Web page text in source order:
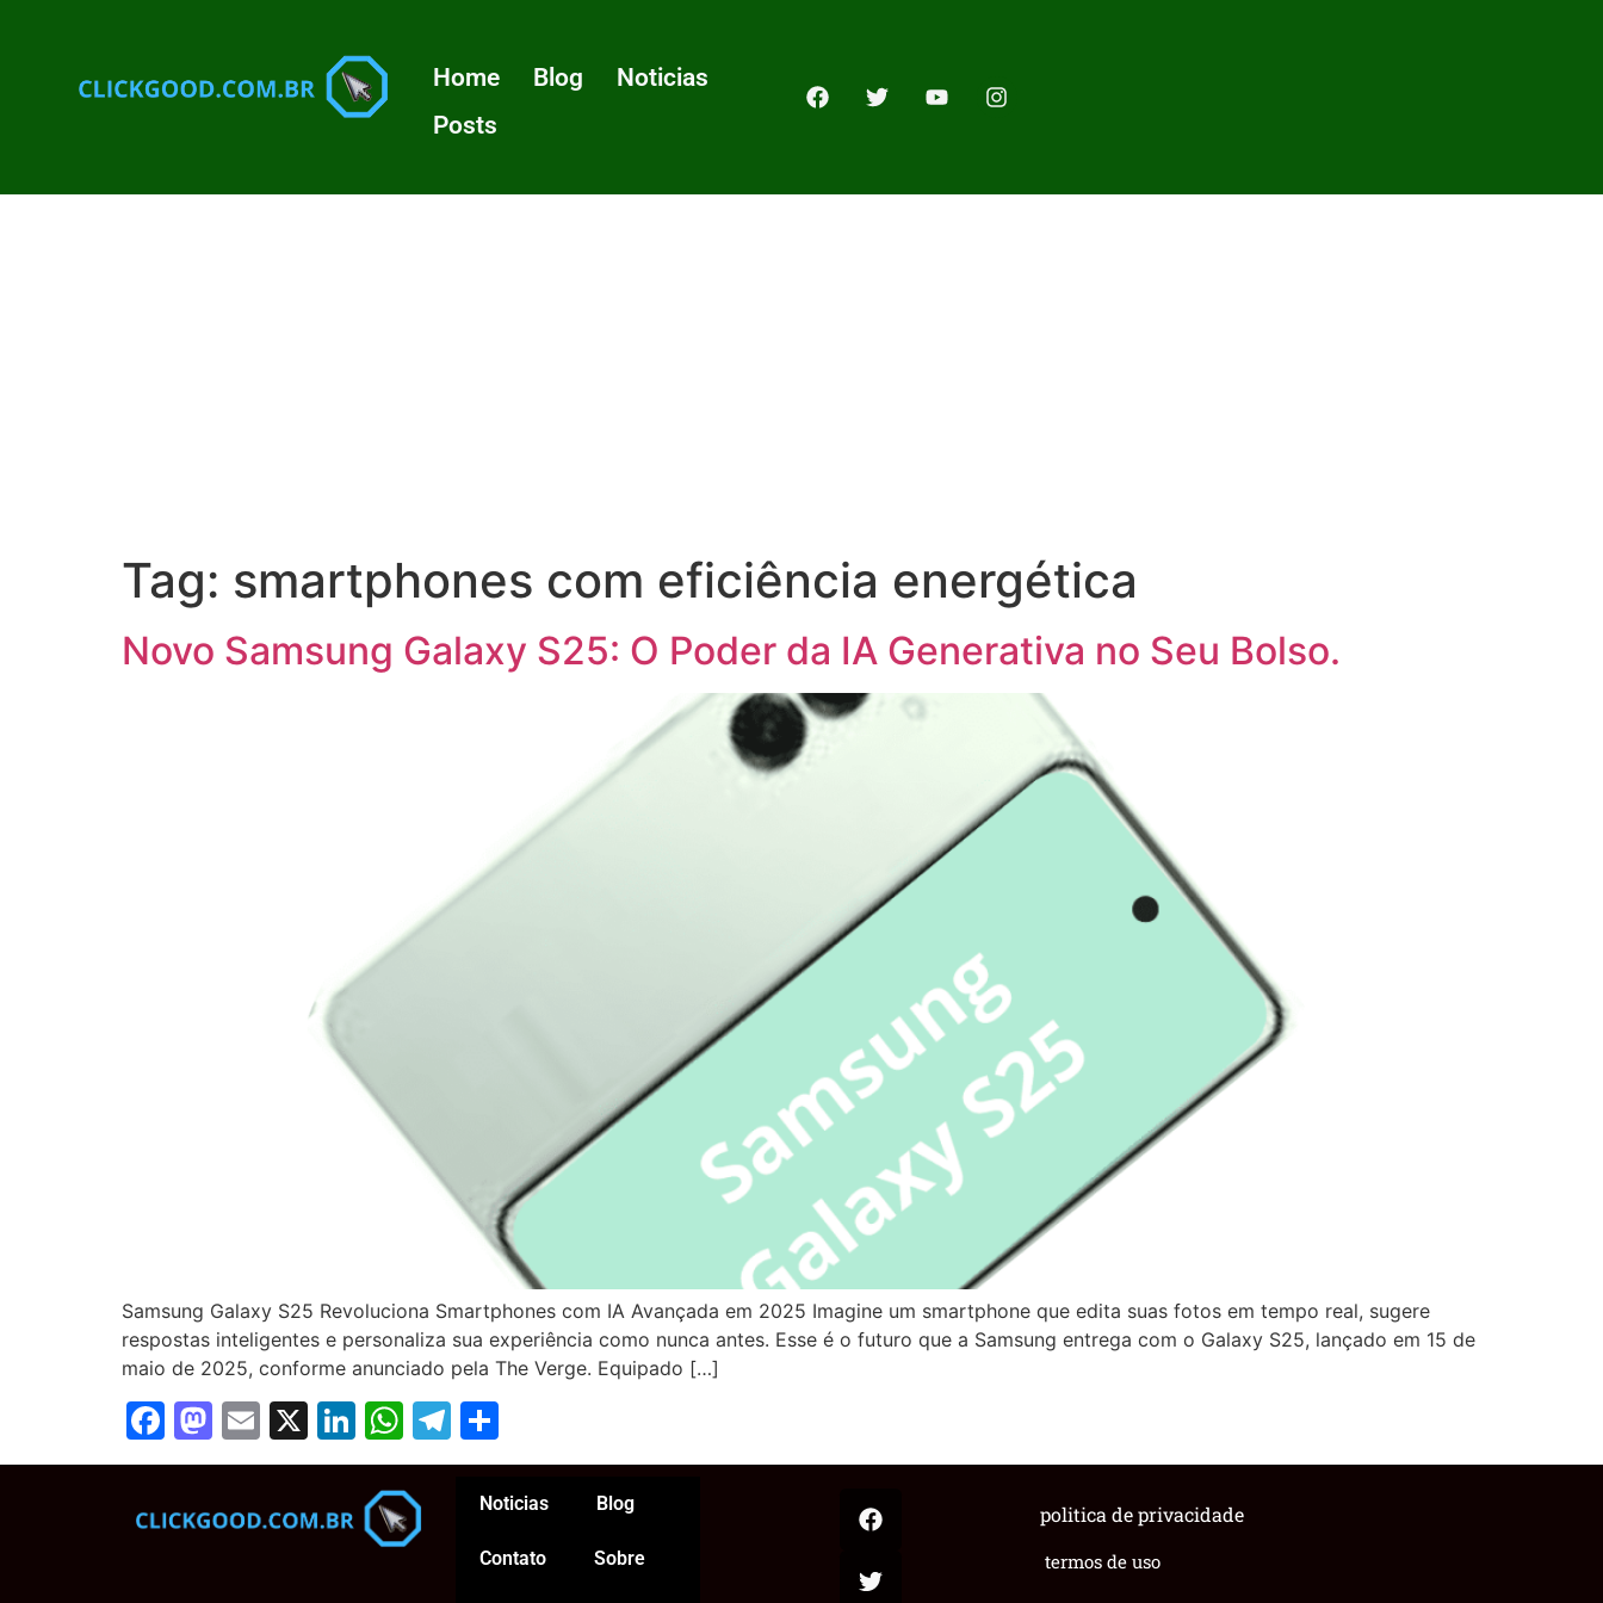
Home Blog
Noticias
Posts
Tag: smartphones com eficiência energética
Novo Samsung Galaxy S25: O Poder da IA ​​Generativa no Seu Bolso.
Samsung Galaxy S25 Revoluciona Smartphones com IA Avançada em 2025 Imagine um smartphone que edita suas fotos em tempo real, sugere
respostas inteligentes e personaliza sua experiência como nunca antes. Esse é o futuro que a Samsung entrega com o Galaxy S25, lançado em 15 de
maio de 2025, conforme anunciado pela The Verge. Equipado […]
Facebook
Mastodon
Email
X LinkedIn
WhatsApp
Telegram
Noticias Blog
Contato Sobre termos de uso
politica de privacidade